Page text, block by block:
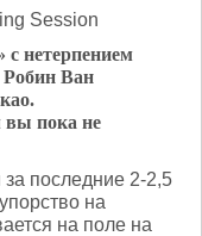
нетерпением
Ван
вы пока не
последние 2-2,5
на
на поле на